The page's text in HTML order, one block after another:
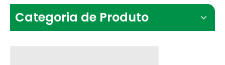
Categoria de Produto